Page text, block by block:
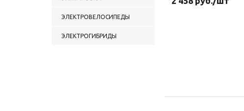
ЭЛЕКТРОВЕЛОСИПЕДЫ
ЭЛЕКТРОГИБРИДЫ